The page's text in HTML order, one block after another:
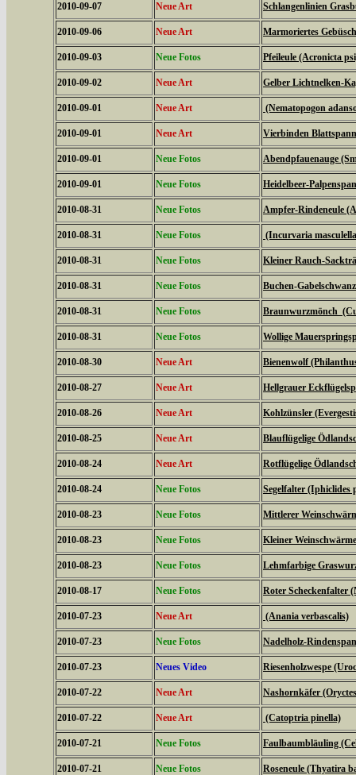
2010-09-07 Neue Art Schlangenlinien
2010-09-06 Neue Art Marmoriertes
2010-09-03 Neue Fotos Pfeileule (Acronicta
2010-09-02 Neue Art Gelber Lichtnelken-
2010-09-01 Neue Art (Nematopogon
2010-09-01 Neue Art Vierbinden
2010-09-01 Neue Fotos Abendpfauenauge
2010-09-01 Neue Fotos Heidelbeer-
2010-08-31 Neue Fotos Ampfer-Rindeneule
2010-08-31 Neue Fotos (Incurvaria
2010-08-31 Neue Fotos Kleiner Rauch-
2010-08-31 Neue Fotos Buchen-
2010-08-31 Neue Fotos Braunwurzmönch
2010-08-31 Neue Fotos Wollige
2010-08-30 Neue Art Bienenwolf
2010-08-27 Neue Art Hellgrauer
2010-08-26 Neue Art Kohlzünsler
2010-08-25 Neue Art Blauflügelige
2010-08-24 Neue Art Rotflügelige
2010-08-24 Neue Fotos Segelfalter (Iphiclides
2010-08-23 Neue Fotos Mittlerer
2010-08-23 Neue Fotos Kleiner
2010-08-23 Neue Fotos Lehmfarbige
2010-08-17 Neue Fotos Roter Scheckenfalter
2010-07-23 Neue Art (Anania verbascalis)
2010-07-23 Neue Fotos Nadelholz-
2010-07-23 Neues Video Riesenholzwespe
2010-07-22 Neue Art Nashornkäfer
2010-07-22 Neue Art (Catoptria pinella)
2010-07-21 Neue Fotos Faulbaumbläuling
2010-07-21 Neue Fotos Roseneule (Thyatira